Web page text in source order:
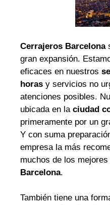
Cerrajeros Barcelona
gran expansión.
eficaces en nuestros
horas y servicios no
atenciones posibles.
ubicada en laciudad
primeramente por un
Y con suma
empresa la más
muchos de los mejores
Barcelona.
También tiene una